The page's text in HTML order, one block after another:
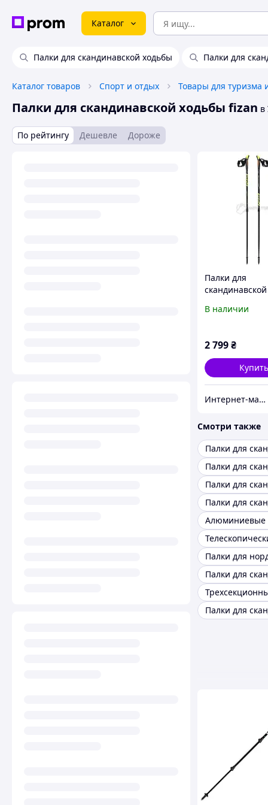
Каталог
Палки для скандинавской ходьбы Палки для
Каталог товаров Спорт и отдых Товары для туризма
Палки для скандинавской ходьбы fizan в
По рейтингу Дешевле Дороже
Палки для
75-125 см
В наличии
2 799₴
Купить
Интернет-магазин Bagfactory
Смотри также